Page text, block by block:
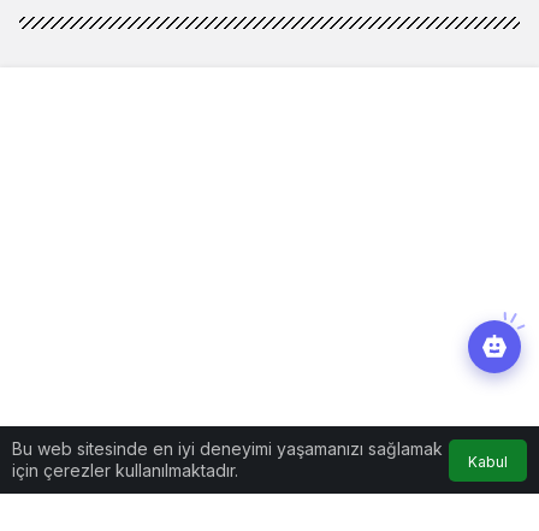
Bu web sitesinde en iyi deneyimi yaşamanızı sağlamak
için çerezler kullanılmaktadır.
Kabul